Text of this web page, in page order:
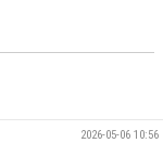
2026-05-06 10:56